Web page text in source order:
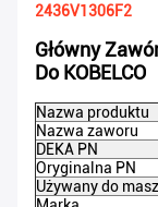
2436V1306F2
Główny
Do KOBELCO
Nazwa produktu
Nazwa zaworu
DEKA PN
Oryginalna PN
Używany do